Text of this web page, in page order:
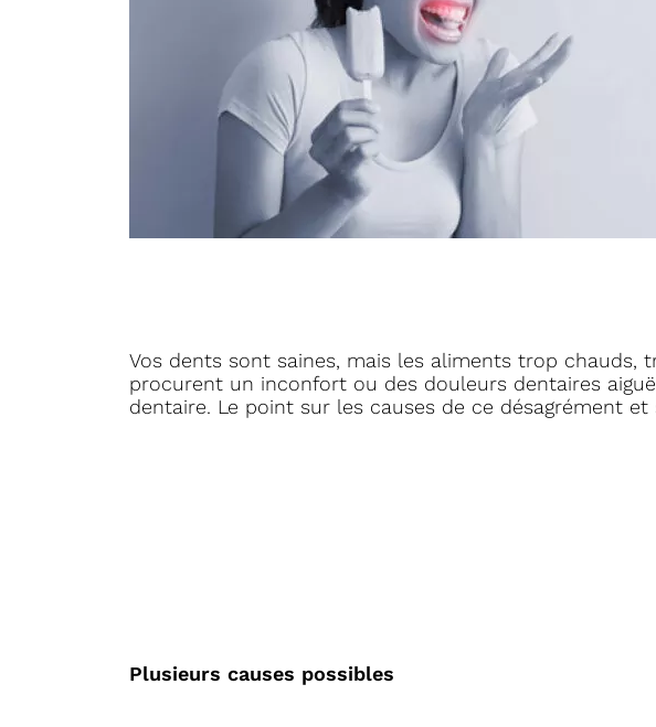
Vos dents sont saines, mais les aliments trop
procurent un inconfort ou des douleurs dentaires
dentaire. Le point sur les causes de ce désagrément
Plusieurs causes possibles